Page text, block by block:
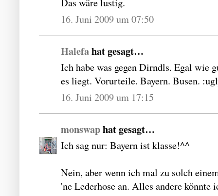
16. Juni 2009 um 07:50
Halefahat gesagt…
Ich habe was gegen Dirndls. Egal wie
es liegt. Vorurteile. Bayern. Busen.
16. Juni 2009 um 17:15
monswaphat gesagt…
Ich sag nur: Bayern ist klasse!^^
Nein, aber wenn ich mal zu solch
'ne Lederhose an. Alles andere